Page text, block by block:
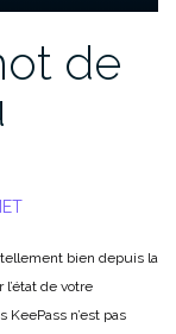
de
bien depuis la
de votre
n’est pas